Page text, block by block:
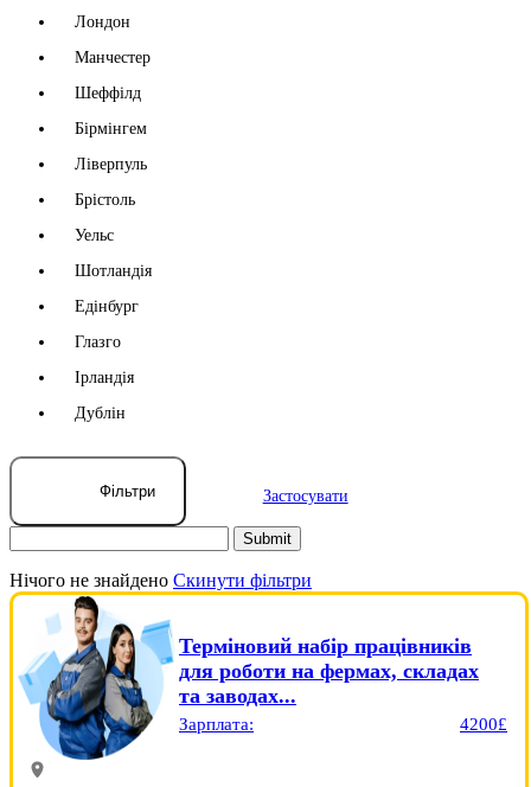
Лондон
Манчестер
Шеффілд
Бірмінгем
Ліверпуль
Брістоль
Уельс
Шотландія
Едінбург
Глазго
Ірландія
Дублін
Фільтри Застосувати
Нічого не знайдено Скинути фільтри
Терміновий набір працівників
для роботи на фермах, складах
та заводах...
Зарплата: 4200£